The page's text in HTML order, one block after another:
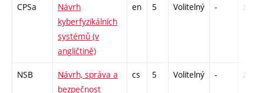
CPSa
Návrh
kyberfyzikálních
systémů (v
angličtině)
en 5 Volitelný - zá,zk
NSB
Návrh, správa a
bezpečnost
cs 5 Volitelný - zá,zk